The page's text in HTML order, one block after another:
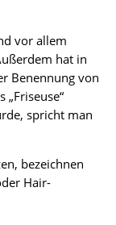
vor allem
hat in
Benennung von
spricht man
bezeichnen
Hair-